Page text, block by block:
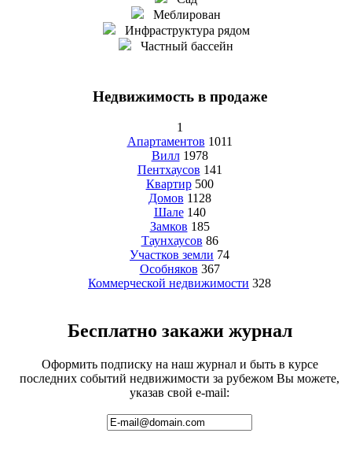
Меблирован
Инфраструктура рядом
Частный бассейн
Недвижимость в продаже
1
Апартаментов 1011
Вилл 1978
Пентхаусов 141
Квартир 500
Домов 1128
Шале 140
Замков 185
Таунхаусов 86
Участков земли 74
Особняков 367
Коммерческой недвижимости 328
Бесплатно закажи журнал
Оформить подписку на наш журнал и быть в курсе
последних событий недвижимости за рубежом Вы можете,
указав свой e-mail: